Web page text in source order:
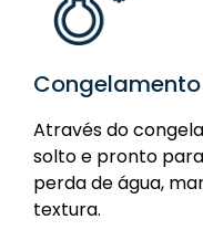
Congelamento
Através do
solto e pronto
perda de água,
textura.